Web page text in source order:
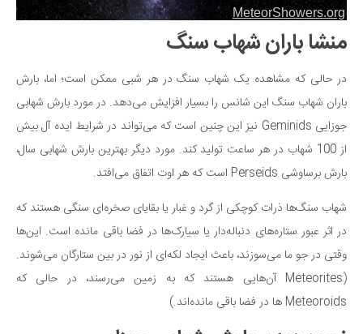
منشا باران شهاب سنگ
در حالی که مشاهده یک شهاب سنگ در هر شبی ممکن است؛ اما، بارش
باران شهاب سنگ این شانس را بسیار افزایش می‌دهد. در مورد بارش شهابی
جوزایی Geminids نیز این چنین است که می‌تواند در شرایط ایده آل بیش
از 100 شهاب در هر ساعت تولید کند. مورد دیگر بهترین بارش شهابی سال،
بارش برساوشی Perseids است که هر اوت اتفاق می‌افتد.
شهاب سنگ‌ها ذرات کوچکی از گرد و غبار یا بقایای صخره‌ای سنگی هستند که
در اثر عبور ستاره‌های دنباله‌دار یا سیارک‌ها در فضا باقی مانده است. این‌ها
وقتی در جو ما می‌سوزند، باعث ایجاد لکه‌ای از نور در بین ستارگان می‌شوند.
(Meteorites آن‌هایی هستند که به زمین می‌رسند، در حالی که
Meteoroids ها در فضا باقی مانده‌اند.)